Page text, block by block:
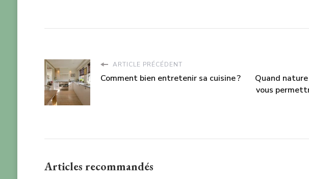
ARTICLE PRÉCÉDENT
Comment bien entretenir sa cuisine ?
Quand
vous
Articles recommandés